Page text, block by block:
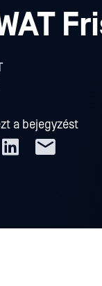
a bejegyzést